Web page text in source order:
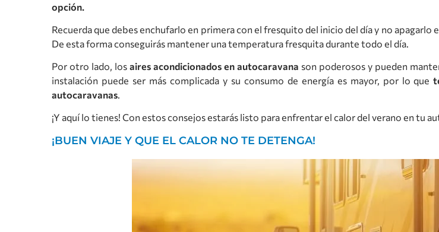
opción.
Recuerda que debes enchufarlo en primera con el fresquito del inicio del día y no
De esta forma conseguirás mantener una temperatura fresquita durante todo el día.
Por otro lado, los aires acondicionados en autocaravana son poderosos y pueden
instalación puede ser más complicada y su consumo de energía es mayor, por lo que
autocaravanas.
¡Y aquí lo tienes! Con estos consejos estarás listo para enfrentar el calor del verano en tu
¡BUEN VIAJE Y QUE EL CALOR NO TE DETENGA!